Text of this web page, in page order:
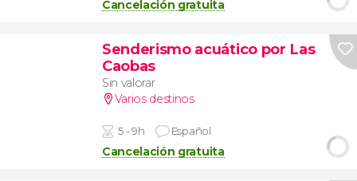
Cancelación gratuita
Senderismo acuático por Las
Caobas
Sin valorar
Varios destinos
5 - 9h Español
Cancelación gratuita